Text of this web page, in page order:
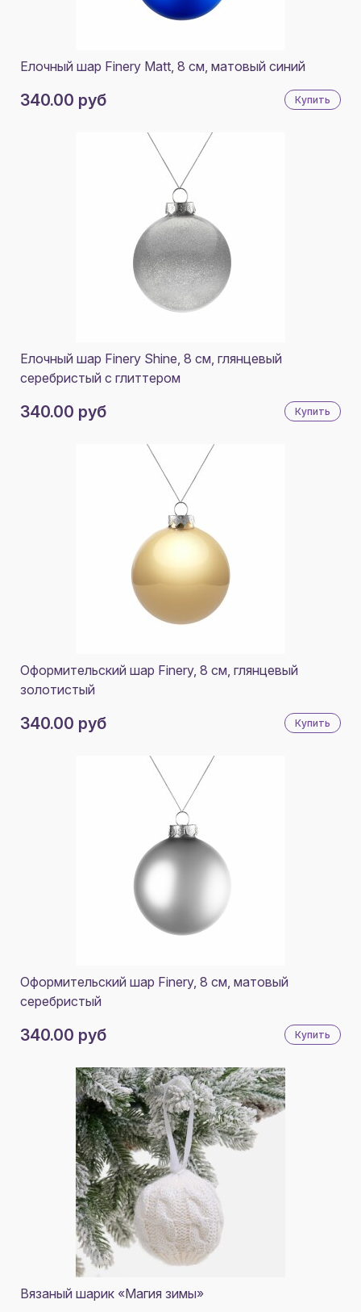
Елочный шар Finery Matt, 8 см, матовый синий
340.00 руб Купить
Елочный шар Finery Shine, 8 см, глянцевый
серебристый с глиттером
340.00 руб Купить
Оформительский шар Finery, 8 см, глянцевый
золотистый
340.00 руб Купить
Оформительский шар Finery, 8 см, матовый
серебристый
340.00 руб Купить
Вязаный шарик «Магия зимы»